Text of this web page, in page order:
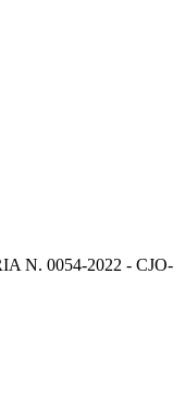
N. 0054-2022 - CJO-